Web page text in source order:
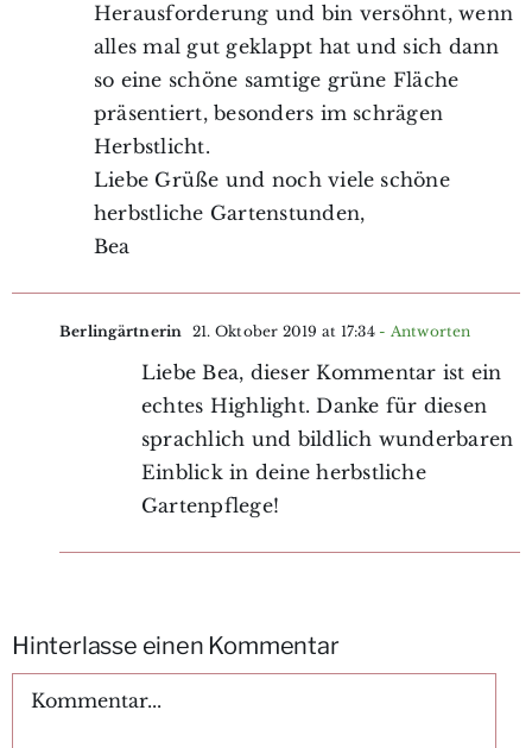
Herausforderung und bin versöhnt, wenn
alles mal gut geklappt hat und sich dann
so eine schöne samtige grüne Fläche
präsentiert, besonders im schrägen
Herbstlicht.
Liebe Grüße und noch viele schöne
herbstliche Gartenstunden,
Bea
Berlingärtnerin 21. Oktober 2019 at 17:34- Antworten
Liebe Bea, dieser Kommentar ist ein
echtes Highlight. Danke für diesen
sprachlich und bildlich wunderbaren
Einblick in deine herbstliche
Gartenpflege!
Hinterlasse einen Kommentar
Kommentar